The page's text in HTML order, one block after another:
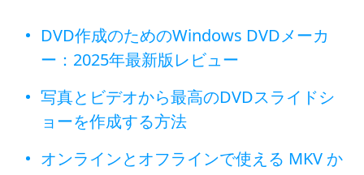
DVD作成のためのWindows DVDメーカ
ー：2025年最新版レビュー
写真とビデオから最高のDVDスライドシ
ョーを作成する方法
オンラインとオフラインで使える MKV か